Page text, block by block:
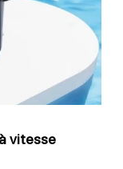
vitesse